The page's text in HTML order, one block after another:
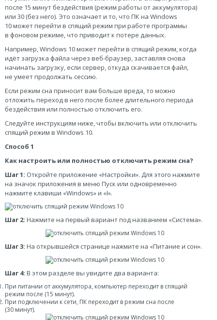
после 15 минут бездействия (режим работы от аккумулятора)
или 30 (без него). Это означает и то, что ПК на Windows
10 может перейти в спящий режим при работе программы
в фоновом режиме, что приводит к потере данных.
Например, Windows 10 может перейти в спящий режим, когда
идёт загрузка файла через веб-браузер, заставляя снова
начинать загрузку, если сервер, откуда скачивается файл,
не умеет продолжать сессию.
Если режим сна приносит вам больше вреда, то можно
отложить переход в него после более длительного периода
бездействия или полностью отключить его.
Следуйте инструкциям ниже, чтобы включить или отключить
спящий режим в Windows 10.
Способ 1
Как настроить или полностью отключить режим сна?
Шаг 1: Откройте приложение «Настройки». Для этого нажмите
на значок приложения в меню Пуск или одновременно
нажмите клавиши «Windows» и «I».
Шаг 2: Нажмите на первый вариант под названием «Система».
Шаг 3: На открывшейся странице нажмите на «Питание и сон».
Шаг 4: В этом разделе вы увидите два варианта:
При питании от аккумулятора, компьютер переходит в спящий
режим после (15 минут).
При подключении к сети, ПК переходит в режим сна после
(30 минут).